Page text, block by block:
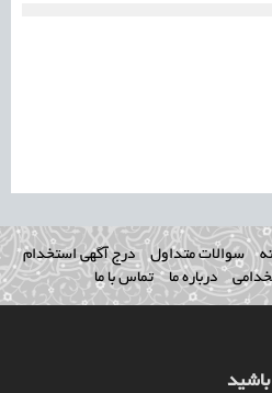
سوالات متداول
درج آگهی استخدام
درباره ما تماس با ما
باشید